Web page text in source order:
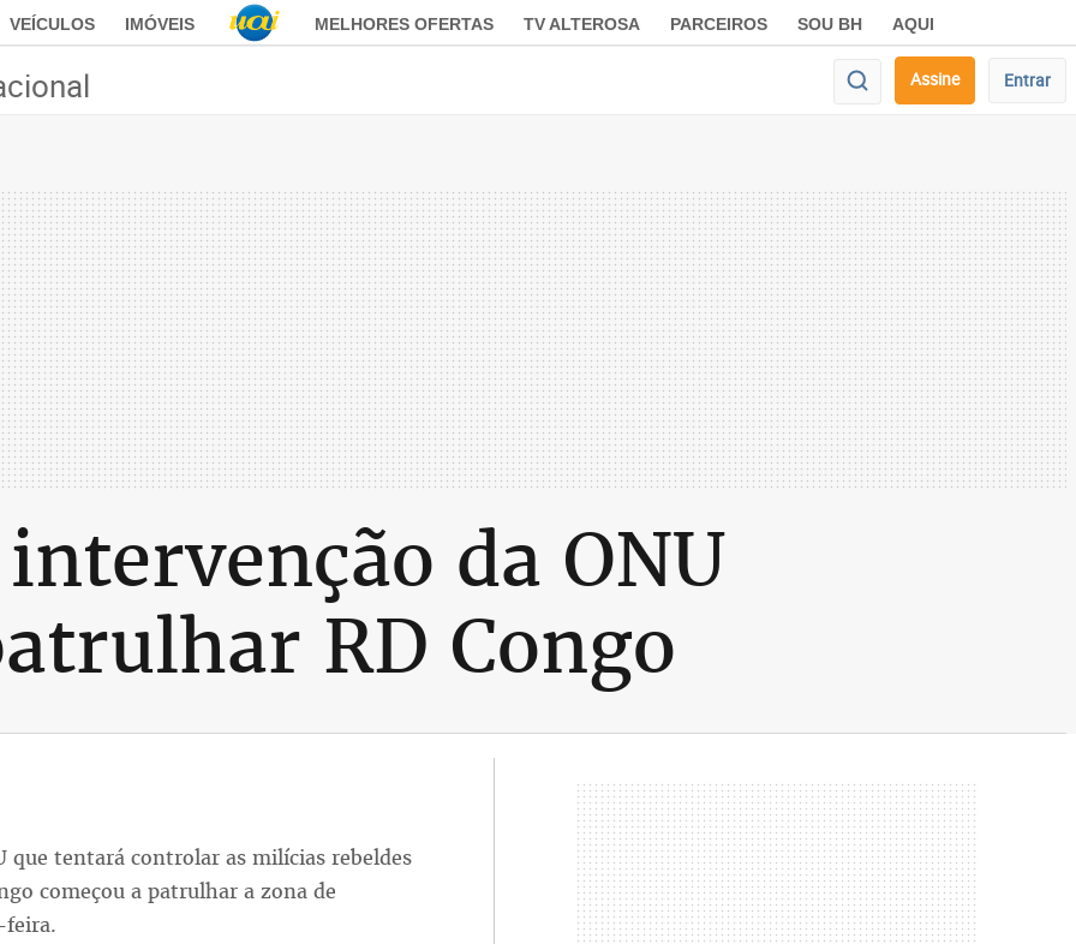
VEÍCULOS IMÓVEIS MELHORES OFERTAS TV ALTEROSA PARCEIROS SOU BH AQUI
Assine Entrar
da ONU
RD Congo
que tentará controlar as milícias rebeldes
começou a patrulhar a zona de
feira.